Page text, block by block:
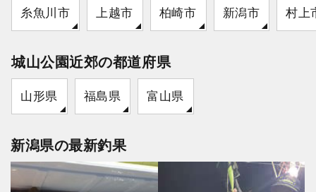
糸魚川市 上越市 柏崎市 新潟市 村上
城山公園近郊の都道府県
山形県 福島県 富山県
新潟県の最新釣果